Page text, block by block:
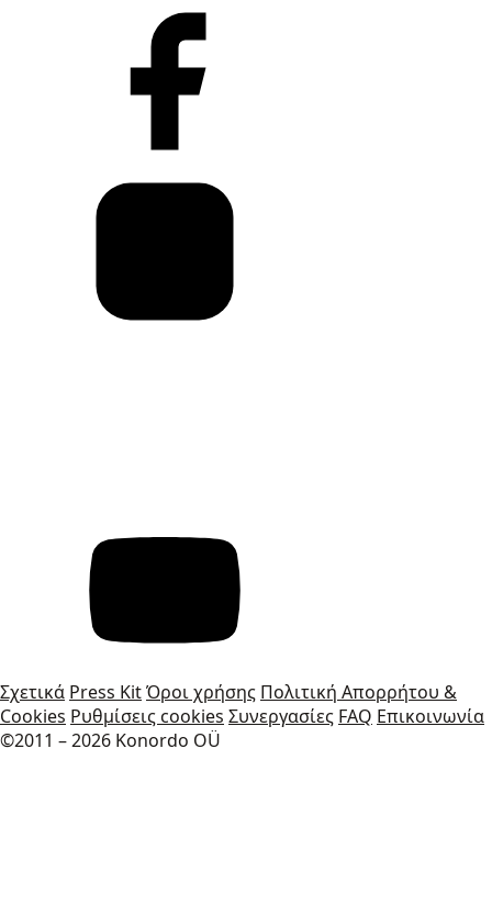
Σχετικά Press KitΌροι χρήσης Πολιτική Απορρήτου &
Cookies Ρυθμίσεις cookies Συνεργασίες FAQ Επικοινωνία
©2011 – 2026 Konordo OÜ